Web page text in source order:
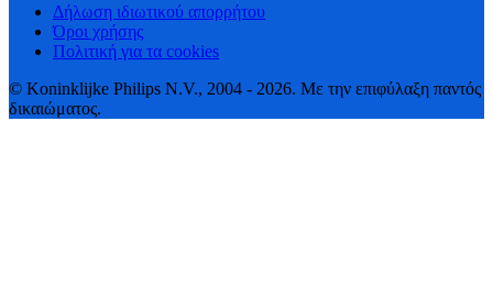
Δήλωση ιδιωτικού απορρήτου
Όροι χρήσης
Πολιτική για τα cookies
© Koninklijke Philips N.V., 2004 - 2026. Με την επιφύλαξη παντός
δικαιώματος.